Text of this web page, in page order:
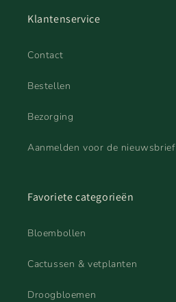
Klantenservice
Contact
Bestellen
Bezorging
Aanmelden voor de nieuwsbrief
Favoriete categorieën
Bloembollen
Cactussen & vetplanten
Droogbloemen